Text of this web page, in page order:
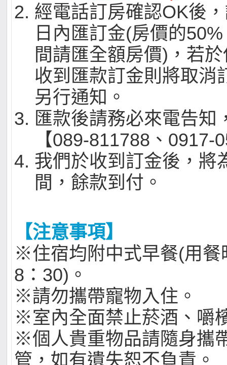
經電話訂房確認OK後
日內匯訂金(房價的
間請匯全額房價)，若
收到匯款訂金則將取消
另行通知。
匯款後請務必來電告知
【089-811788、0917-
我們於收到訂金後，將
間，餘款到付。
【注意事項】
※住宿均附中式早餐(用餐
8：30)。
※請勿攜帶寵物入住。
※室內全面禁止菸酒、嚼
※個人貴重物品請隨身攜
管，如有遺失恕不負責。